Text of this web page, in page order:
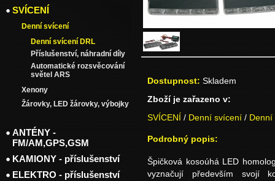
Dostupnost: Skladem
Zboží je zařazeno v:
SVÍCENÍ / Denní svícení / Denní
Podrobný popis:
Špičková kosoúhá LED
vyznačují především svojí
SVÍCENÍ
Denní svícení
Denní svícení DRL
Příslušenství, náhradní díly
Automatické rozsvěcování
světel ARS
Xenony
Žárovky, LED žárovky, výbojky
ANTÉNY -
FM/AM,GPS,GSM
KAMIONY - příslušenství
ELEKTRO - příslušenství